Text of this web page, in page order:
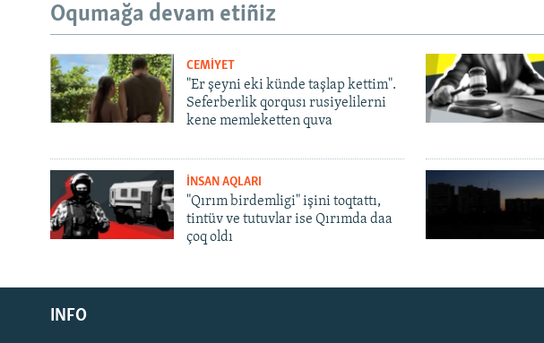
Русский
Українською
Oqumağa devam etiñiz
CEMİYET
"Er şeyni eki künde taşlap kettim".
Seferberlik qorqusı rusiyelilerni
kene memleketten quva
İNSAN AQLARI
"Qırım birdemligi" işini toqtattı,
tintüv ve tutuvlar ise Qırımda daa
çoq oldı
INFO